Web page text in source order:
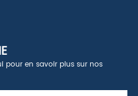
pour en savoir plus sur nos